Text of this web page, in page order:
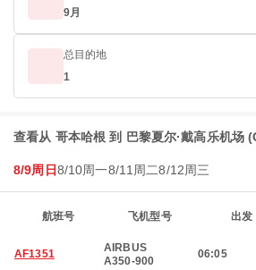
9月
总目的地
1
查看从 哥本哈根 到 巴黎夏尔·戴高乐机场
8/9周日8/10周一8/11周二8/12周三
航班号 飞机型号 出发
AF1351
AIRBUS
A350-900
06:05